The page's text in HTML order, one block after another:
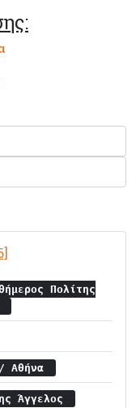
Πολίτης
Αθήνα
Άγγελος